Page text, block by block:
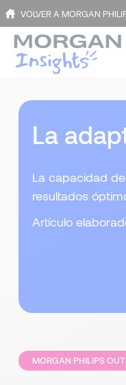
VOLVER A MORGAN
La
La capacidad
resultados
Artículo
MORGAN PHILIPS